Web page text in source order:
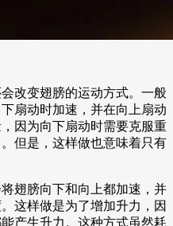
改变翅膀的运动方式。一般
扇动时加速，并在向上扇动
因为向下扇动时需要克服重
但是，这样做也意味着只有
翅膀向下和向上都加速，并
这样做是为了增加升力，因
产生升力。这种方式虽然耗